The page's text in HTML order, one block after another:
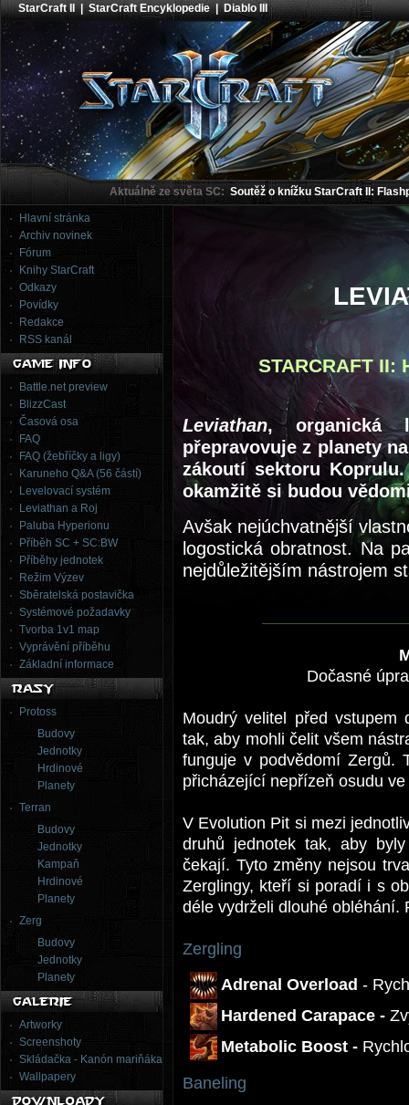
StarCraft II |StarCraft Encyklopedie|Diablo III
Aktuálně ze světa SC: Soutěž o knížku StarCraft II:
Hlavní stránka
Archiv novinek
Fórum
Knihy StarCraft
Odkazy
Povídky
Redakce
RSS kanál
Battle.net preview
BlizzCast
Časová osa
FAQ
FAQ (žebříčky a ligy)
Karuneho Q&A (56 částí)
Levelovací systém
Leviathan a Roj
Paluba Hyperionu
Příběh SC + SC:BW
Příběhy jednotek
Režim Výzev
Sběratelská postavička
Systémové požadavky
Tvorba 1v1 map
Vyprávění příběhu
Základní informace
Protoss
Budovy
Jednotky
Hrdinové
Planety
Terran
Budovy
Jednotky
Kampaň
Hrdinové
Planety
Zerg
Budovy
Jednotky
Planety
Artworky
Screenshoty
Skládačka - Kanón mariňáka
Wallpapery
STARCRAFT II:
Leviathan, organická
přepravovuje z planety
zákoutí sektoru
okamžitě si budou
Avšak nejúchvatnější
logostická obratnost. Na
nejdůležitějším nástrojem
Dočasné
Moudrý velitel před
tak, aby mohli čelit všem
funguje v podvědomí Zergů.
přicházející nepřízeň osudu
V Evolution Pit si mezi
druhů jednotek tak, aby
čekají. Tyto změny nejsou
Zerglingy, kteří si poradí i s
déle vydrželi dlouhé obléhání.
Zergling
Adrenal Overload -
Hardened Carapace -
Metabolic Boost -
Baneling